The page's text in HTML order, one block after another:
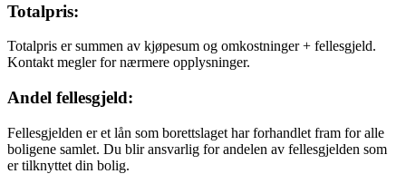
Totalpris:
Totalpris er summen av kjøpesum og omkostninger + fellesgjeld.
Kontakt megler for nærmere opplysninger.
Andel fellesgjeld:
Fellesgjelden er et lån som borettslaget har forhandlet fram for alle
boligene samlet. Du blir ansvarlig for andelen av fellesgjelden som
er tilknyttet din bolig.